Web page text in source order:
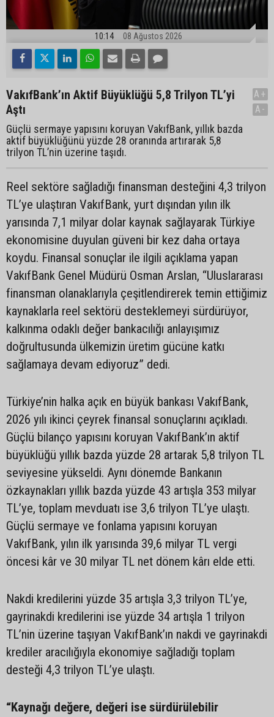
10:14 08 Ağustos 2026
VakıfBank’ın Aktif Büyüklüğü 5,8 Trilyon TL’yi
Aştı
Güçlü sermaye yapısını koruyan VakıfBank, yıllık bazda
aktif büyüklüğünü yüzde 28 oranında artırarak 5,8
trilyon TL’nin üzerine taşıdı.
A+
A-
Reel sektöre sağladığı finansman desteğini 4,3 trilyon
TL’ye ulaştıran VakıfBank, yurt dışından yılın ilk
yarısında 7,1 milyar dolar kaynak sağlayarak Türkiye
ekonomisine duyulan güveni bir kez daha ortaya
koydu. Finansal sonuçlar ile ilgili açıklama yapan
VakıfBank Genel Müdürü Osman Arslan, “Uluslararası
finansman olanaklarıyla çeşitlendirerek temin ettiğimiz
kaynaklarla reel sektörü desteklemeyi sürdürüyor,
kalkınma odaklı değer bankacılığı anlayışımız
doğrultusunda ülkemizin üretim gücüne katkı
sağlamaya devam ediyoruz” dedi.
Türkiye’nin halka açık en büyük bankası VakıfBank,
2026 yılı ikinci çeyrek finansal sonuçlarını açıkladı.
Güçlü bilanço yapısını koruyan VakıfBank’ın aktif
büyüklüğü yıllık bazda yüzde 28 artarak 5,8 trilyon TL
seviyesine yükseldi. Aynı dönemde Bankanın
özkaynakları yıllık bazda yüzde 43 artışla 353 milyar
TL’ye, toplam mevduatı ise 3,6 trilyon TL’ye ulaştı.
Güçlü sermaye ve fonlama yapısını koruyan
VakıfBank, yılın ilk yarısında 39,6 milyar TL vergi
öncesi kâr ve 30 milyar TL net dönem kârı elde etti.
Nakdi kredilerini yüzde 35 artışla 3,3 trilyon TL’ye,
gayrinakdi kredilerini ise yüzde 34 artışla 1 trilyon
TL’nin üzerine taşıyan VakıfBank’ın nakdi ve gayrinakdi
krediler aracılığıyla ekonomiye sağladığı toplam
desteği 4,3 trilyon TL’ye ulaştı.
“Kaynağı değere, değeri ise sürdürülebilir